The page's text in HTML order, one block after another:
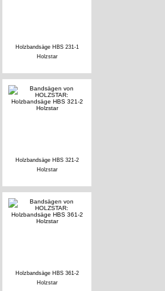
Holzbandsäge HBS 231-1
Holzstar
Holzbandsäge HBS 321-2
Holzstar
Holzbandsäge HBS 361-2
Holzstar